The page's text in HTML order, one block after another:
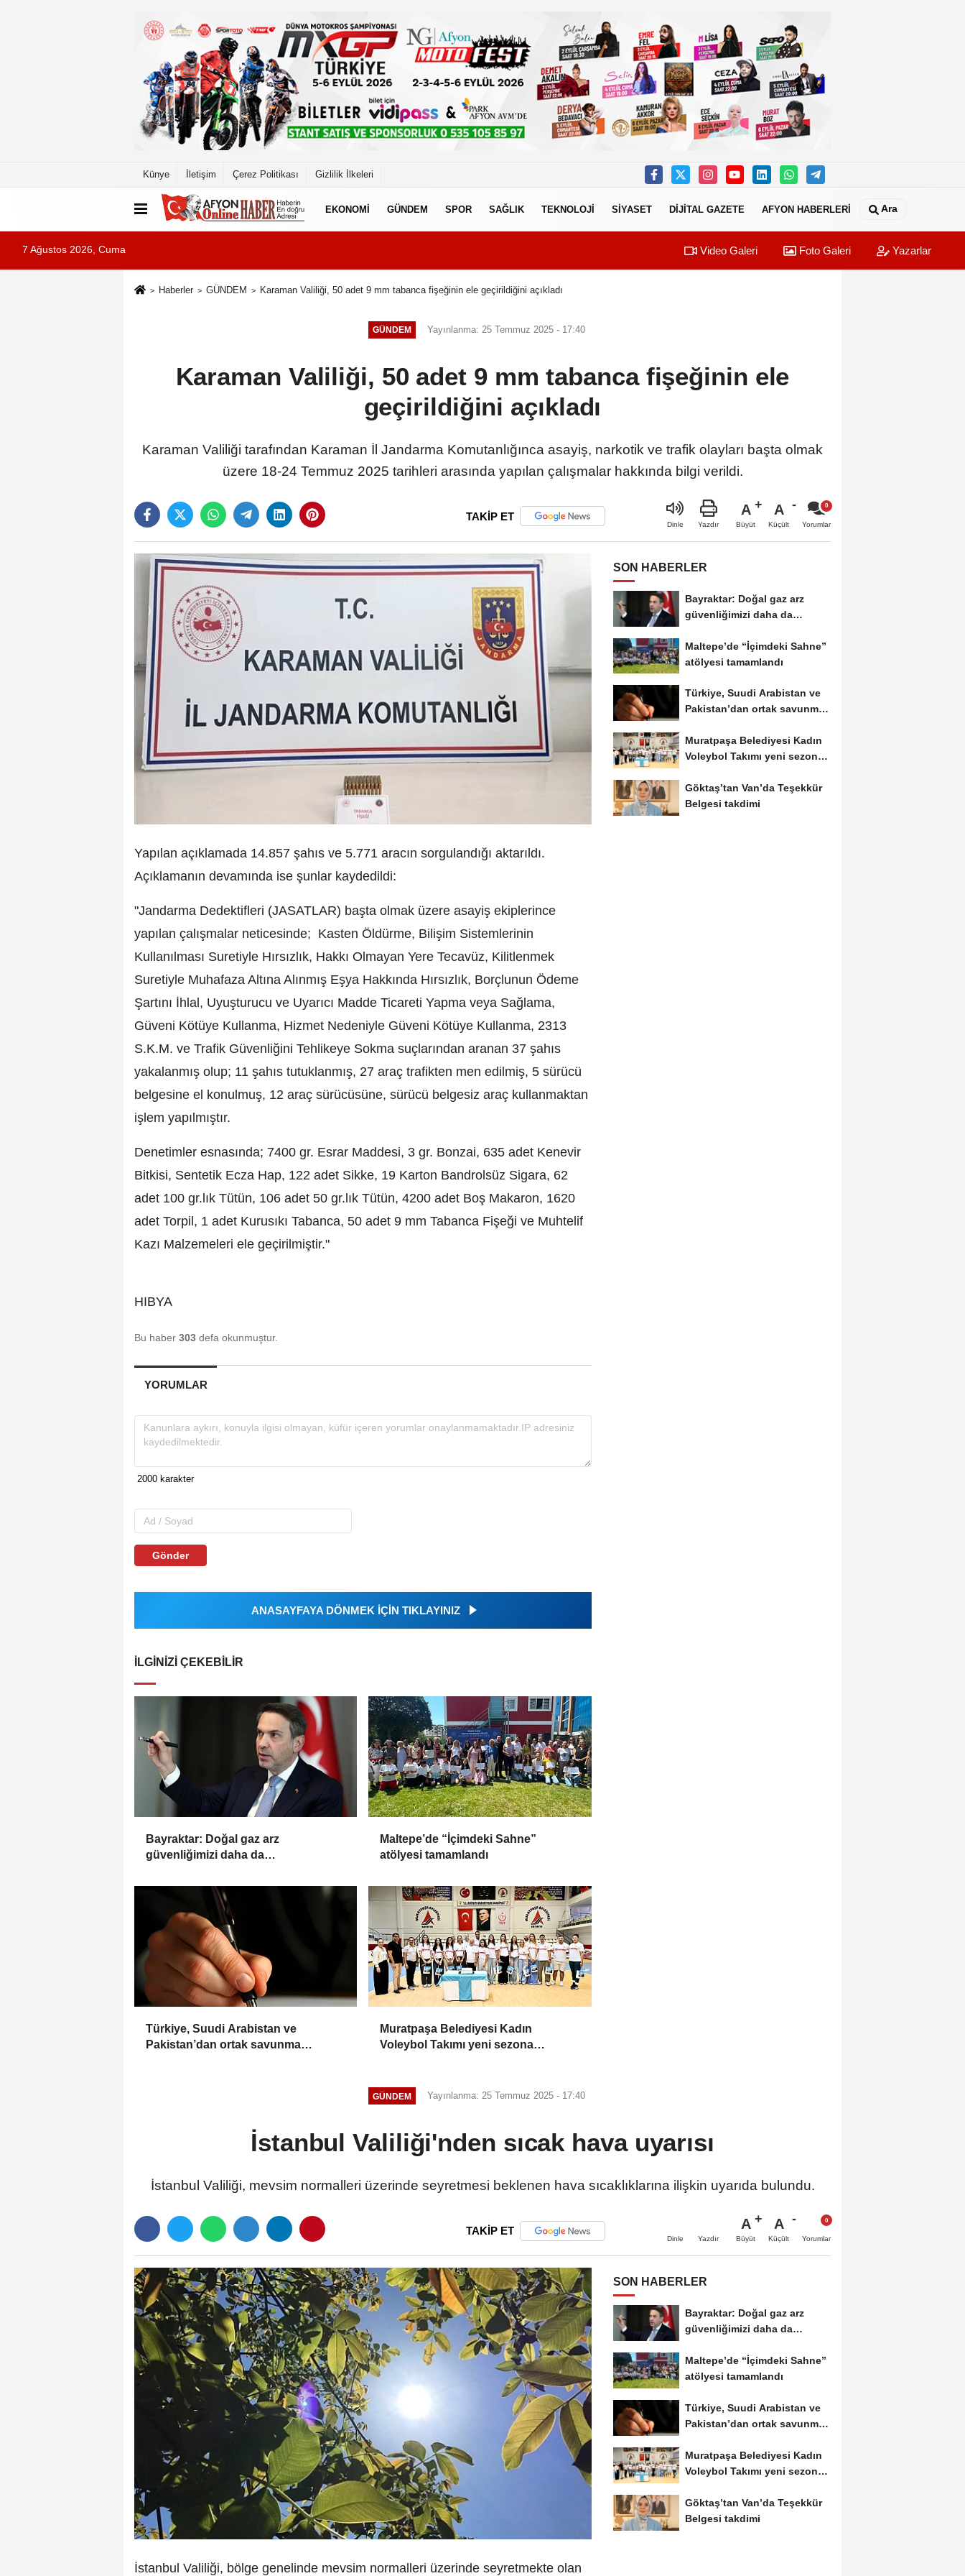
Künye İletişim Çerez Politikası Gizlilik İlkeleri
EKONOMİ GÜNDEM SPOR SAĞLIK TEKNOLOJİ SİYASET DİJİTAL GAZETE AFYON HABERLERİ Ara
7 Ağustos 2026, Cuma Video Galeri Foto Galeri Yazarlar
Haberler GÜNDEM Karaman Valiliği, 50 adet 9 mm tabanca fişeğinin ele geçirildiğini açıkladı
GÜNDEM Yayınlanma: 25 Temmuz 2025 - 17:40
Karaman Valiliği, 50 adet 9 mm tabanca fişeğinin ele
geçirildiğini açıkladı
Karaman Valiliği tarafından Karaman İl Jandarma Komutanlığınca asayiş, narkotik ve trafik olayları başta olmak
üzere 18-24 Temmuz 2025 tarihleri arasında yapılan çalışmalar hakkında bilgi verildi.
TAKİP ET
Dinle Yazdır
A
Büyüt
A
Küçült Yorumlar
Yapılan açıklamada 14.857 şahıs ve 5.771 aracın sorgulandığı aktarıldı.
Açıklamanın devamında ise şunlar kaydedildi:
"Jandarma Dedektifleri (JASATLAR) başta olmak üzere asayiş ekiplerince
yapılan çalışmalar neticesinde; Kasten Öldürme, Bilişim Sistemlerinin
Kullanılması Suretiyle Hırsızlık, Hakkı Olmayan Yere Tecavüz, Kilitlenmek
Suretiyle Muhafaza Altına Alınmış Eşya Hakkında Hırsızlık, Borçlunun Ödeme
Şartını İhlal, Uyuşturucu ve Uyarıcı Madde Ticareti Yapma veya Sağlama,
Güveni Kötüye Kullanma, Hizmet Nedeniyle Güveni Kötüye Kullanma, 2313
S.K.M. ve Trafik Güvenliğini Tehlikeye Sokma suçlarından aranan 37 şahıs
yakalanmış olup; 11 şahıs tutuklanmış, 27 araç trafikten men edilmiş, 5 sürücü
belgesine el konulmuş, 12 araç sürücüsüne, sürücü belgesiz araç kullanmaktan
işlem yapılmıştır.
Denetimler esnasında; 7400 gr. Esrar Maddesi, 3 gr. Bonzai, 635 adet Kenevir
Bitkisi, Sentetik Ecza Hap, 122 adet Sikke, 19 Karton Bandrolsüz Sigara, 62
adet 100 gr.lık Tütün, 106 adet 50 gr.lık Tütün, 4200 adet Boş Makaron, 1620
adet Torpil, 1 adet Kurusıkı Tabanca, 50 adet 9 mm Tabanca Fişeği ve Muhtelif
Kazı Malzemeleri ele geçirilmiştir."
HIBYA
Bu haber 303 defa okunmuştur.
YORUMLAR
Gönder
ANASAYFAYA DÖNMEK İÇİN TIKLAYINIZ
İLGINIZI ÇEKEBILIR
Bayraktar: Doğal gaz arz
güvenliğimizi daha da
Maltepe’de “İçimdeki Sahne”
atölyesi tamamlandı
Türkiye, Suudi Arabistan ve
Pakistan’dan ortak savunma
Muratpaşa Belediyesi Kadın
Voleybol Takımı yeni sezona
SON HABERLER
Bayraktar: Doğal gaz arz
güvenliğimizi daha da
Maltepe’de “İçimdeki Sahne”
atölyesi tamamlandı
Türkiye, Suudi Arabistan ve
Pakistan’dan ortak savunma
Muratpaşa Belediyesi Kadın
Voleybol Takımı yeni sezona
Göktaş’tan Van’da Teşekkür
Belgesi takdimi
GÜNDEM Yayınlanma: 25 Temmuz 2025 - 17:40
İstanbul Valiliği'nden sıcak hava uyarısı
İstanbul Valiliği, mevsim normalleri üzerinde seyretmesi beklenen hava sıcaklıklarına ilişkin uyarıda bulundu.
TAKİP ET
Dinle Yazdır
A
Büyüt
A
Küçült Yorumlar
İstanbul Valiliği, bölge genelinde mevsim normalleri üzerinde seyretmekte olan
SON HABERLER
Bayraktar: Doğal gaz arz
güvenliğimizi daha da
Maltepe’de “İçimdeki Sahne”
atölyesi tamamlandı
Türkiye, Suudi Arabistan ve
Pakistan’dan ortak savunma
Muratpaşa Belediyesi Kadın
Voleybol Takımı yeni sezona
Göktaş’tan Van’da Teşekkür
Belgesi takdimi